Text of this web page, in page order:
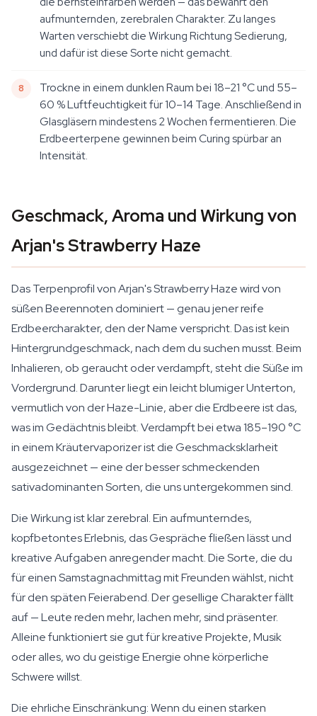
aufmunternden, zerebralen Charakter. Zu langes
Warten verschiebt die Wirkung Richtung Sedierung,
und dafür ist diese Sorte nicht gemacht.
Trockne in einem dunklen Raum bei 18–21 °C und 55–
60 % Luftfeuchtigkeit für 10–14 Tage. Anschließend in
Glasgläsern mindestens 2 Wochen fermentieren. Die
Erdbeerterpene gewinnen beim Curing spürbar an
Intensität.
Geschmack, Aroma und Wirkung von
Arjan's Strawberry Haze
Das Terpenprofil von Arjan's Strawberry Haze wird von
süßen Beerennoten dominiert — genau jener reife
Erdbeercharakter, den der Name verspricht. Das ist kein
Hintergrundgeschmack, nach dem du suchen musst. Beim
Inhalieren, ob geraucht oder verdampft, steht die Süße im
Vordergrund. Darunter liegt ein leicht blumiger Unterton,
vermutlich von der Haze-Linie, aber die Erdbeere ist das,
was im Gedächtnis bleibt. Verdampft bei etwa 185–190 °C
in einem Kräutervaporizer ist die Geschmacksklarheit
ausgezeichnet — eine der besser schmeckenden
sativadominanten Sorten, die uns untergekommen sind.
Die Wirkung ist klar zerebral. Ein aufmunterndes,
kopfbetontes Erlebnis, das Gespräche fließen lässt und
kreative Aufgaben anregender macht. Die Sorte, die du
für einen Samstagnachmittag mit Freunden wählst, nicht
für den späten Feierabend. Der gesellige Charakter fällt
auf — Leute reden mehr, lachen mehr, sind präsenter.
Alleine funktioniert sie gut für kreative Projekte, Musik
oder alles, wo du geistige Energie ohne körperliche
Schwere willst.
Die ehrliche Einschränkung: Wenn du einen starken